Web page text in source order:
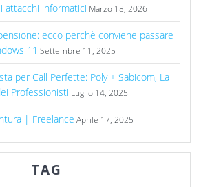
attacchi informatici Marzo 18, 2026
ecco perchè conviene passare
11 Settembre 11, 2025
per Call Perfette: Poly + Sabicom, La
Professionisti Luglio 14, 2025
| Freelance Aprile 17, 2025
TAG